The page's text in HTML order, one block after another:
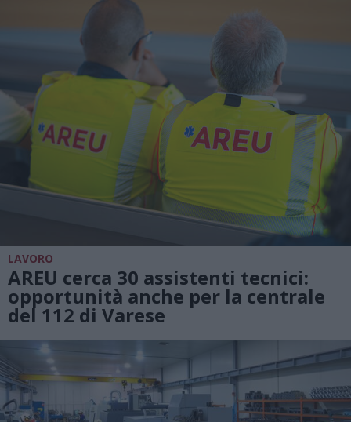
LAVORO
AREU cerca 30 assistenti tecnici:
opportunità anche per la centrale
del 112 di Varese